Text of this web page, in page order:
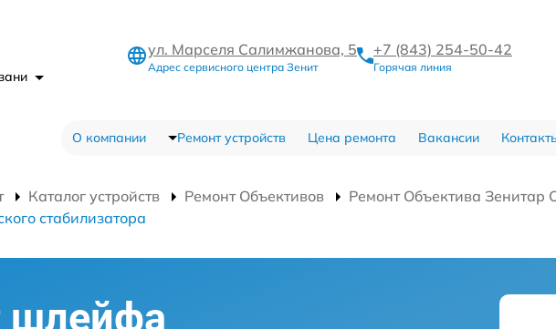
ул. Марселя Салимжанова, 5
Адрес сервисного центра Зенит
+7 (843) 254-50-42
Горячая линия
О компании Ремонт устройств Цена ремонта Вакансии
Каталог устройств Ремонт Объективов
Ремонт Объектива Зенитар
стабилизатора
шлейфа